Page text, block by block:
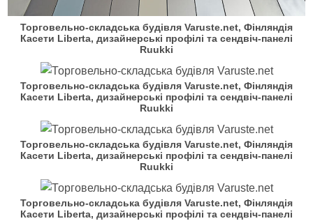
Торговельно-складська будівля Varuste.net, Фінляндія
Касети Liberta, дизайнерські профілі та сендвіч-панелі
Ruukki
Торговельно-складська будівля Varuste.net, Фінляндія
Касети Liberta, дизайнерські профілі та сендвіч-панелі
Ruukki
Торговельно-складська будівля Varuste.net, Фінляндія
Касети Liberta, дизайнерські профілі та сендвіч-панелі
Ruukki
Торговельно-складська будівля Varuste.net, Фінляндія
Касети Liberta, дизайнерські профілі та сендвіч-панелі